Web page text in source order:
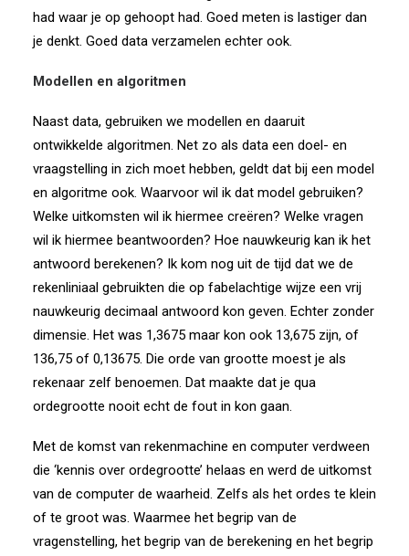
had waar je op gehoopt had. Goed meten is lastiger dan
je denkt. Goed data verzamelen echter ook.
Modellen en algoritmen
Naast data, gebruiken we modellen en daaruit
ontwikkelde algoritmen. Net zo als data een doel- en
vraagstelling in zich moet hebben, geldt dat bij een model
en algoritme ook. Waarvoor wil ik dat model gebruiken?
Welke uitkomsten wil ik hiermee creëren? Welke vragen
wil ik hiermee beantwoorden? Hoe nauwkeurig kan ik het
antwoord berekenen? Ik kom nog uit de tijd dat we de
rekenliniaal gebruikten die op fabelachtige wijze een vrij
nauwkeurig decimaal antwoord kon geven. Echter zonder
dimensie. Het was 1,3675 maar kon ook 13,675 zijn, of
136,75 of 0,13675. Die orde van grootte moest je als
rekenaar zelf benoemen. Dat maakte dat je qua
ordegrootte nooit echt de fout in kon gaan.
Met de komst van rekenmachine en computer verdween
die ‘kennis over ordegrootte’ helaas en werd de uitkomst
van de computer de waarheid. Zelfs als het ordes te klein
of te groot was. Waarmee het begrip van de
vragenstelling, het begrip van de berekening en het begrip